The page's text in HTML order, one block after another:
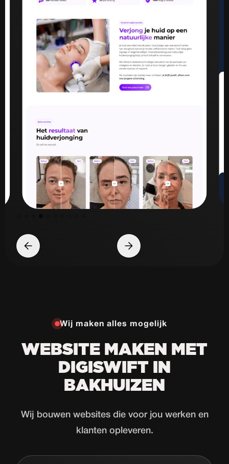
Wij maken alles mogelijk
WEBSITE MAKEN MET
DIGISWIFT IN
BAKHUIZEN
Wij bouwen websites die voor jou werken en
klanten opleveren.